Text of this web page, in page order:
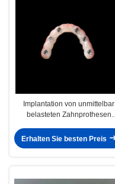
Implantation von unmittelbar
belasteten Zahnprothesen
Zähne
Erhalten Sie besten Preis